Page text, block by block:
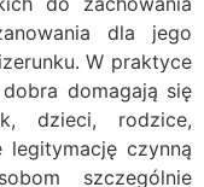
dla jego
W praktyce
domagają się
dzieci, rodzice,
czynną
szczególnie